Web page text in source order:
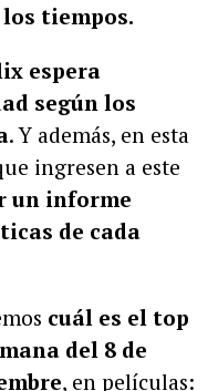
tiempos.
espera
según los
. Y además, en esta
ingresen a este
un informe
de cada
cuál es el top
del 8 de
, en películas: